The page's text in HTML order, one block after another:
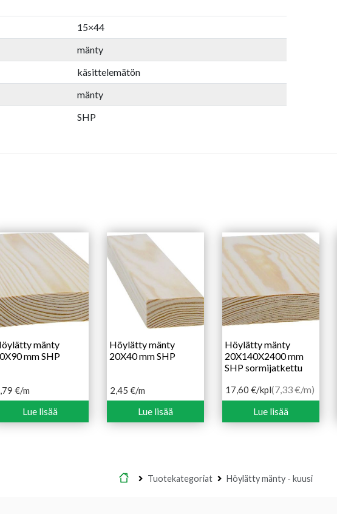
15×44
mänty
käsittelemätön
mänty
SHP
mänty
mm SHP
€/m
Lue lisää
Höylätty mänty
20X40 mm SHP
2,45 €/m
Lue lisää
Höylätty mänty
20X140X2400 mm
SHP sormijatkettu
17,60 €/kpl(7,33 €/m)
Lue lisää
Etusivu
Tuotekategoriat Höylätty mänty - kuusi